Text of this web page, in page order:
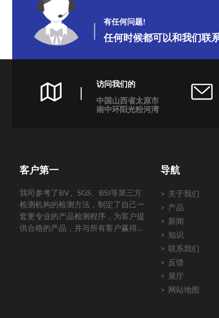
有任何问题!
任何时候都可以和我们联
访问我们的
中国山西省太原市
南中环阳光粉河湾
客户第一
我司参考了BV、SGS、BSI等第三方
检测机构的检测方法，制定了自己一
套更专业的产品检测程序，为客户提
供合格的产品，并与所有客户赢得长
导航
关于我们
产品
新闻
知识
联系我们
反馈
展厅
网站地图